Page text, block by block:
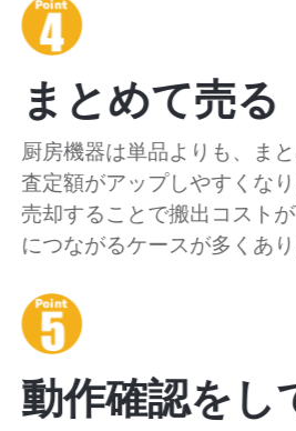
まとめて売る
厨房機器は単品よりも、ま
査定額がアップしやすくな
売却することで搬出コスト
につながるケースが多くあり
動作確認をし